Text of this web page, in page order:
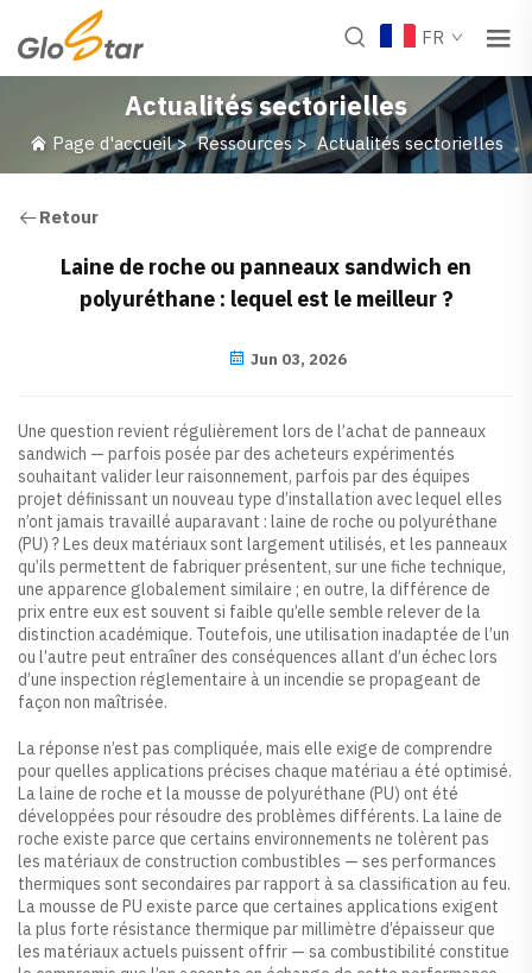
FR
Actualités sectorielles
Page d'accueil>Ressources>Actualités sectorielles
Retour
Laine de roche ou panneaux sandwich en
polyuréthane : lequel est le meilleur ?
Jun 03, 2026
Une question revient régulièrement lors de l’achat de panneaux
sandwich — parfois posée par des acheteurs expérimentés
souhaitant valider leur raisonnement, parfois par des équipes
projet définissant un nouveau type d’installation avec lequel elles
n’ont jamais travaillé auparavant : laine de roche ou polyuréthane
(PU) ? Les deux matériaux sont largement utilisés, et les panneaux
qu’ils permettent de fabriquer présentent, sur une fiche technique,
une apparence globalement similaire ; en outre, la différence de
prix entre eux est souvent si faible qu’elle semble relever de la
distinction académique. Toutefois, une utilisation inadaptée de l’un
ou l’autre peut entraîner des conséquences allant d’un échec lors
d’une inspection réglementaire à un incendie se propageant de
façon non maîtrisée.
La réponse n’est pas compliquée, mais elle exige de comprendre
pour quelles applications précises chaque matériau a été optimisé.
La laine de roche et la mousse de polyuréthane (PU) ont été
développées pour résoudre des problèmes différents. La laine de
roche existe parce que certains environnements ne tolèrent pas
les matériaux de construction combustibles — ses performances
thermiques sont secondaires par rapport à sa classification au feu.
La mousse de PU existe parce que certaines applications exigent
la plus forte résistance thermique par millimètre d’épaisseur que
les matériaux actuels puissent offrir — sa combustibilité constitue